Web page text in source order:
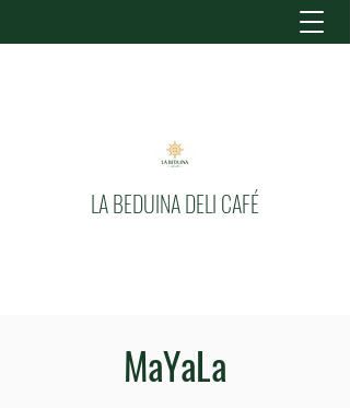
LA BEDUINA DELI CAFÉ
MaYaLa